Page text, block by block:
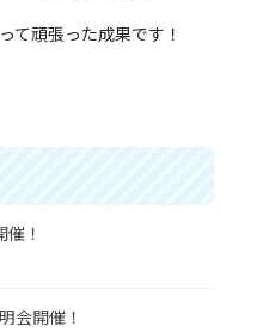
て頑張った成果です！
！
会開催！